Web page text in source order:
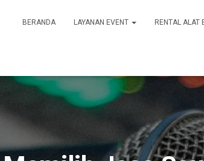
BERANDA LAYANAN EVENT RENTAL ALAT